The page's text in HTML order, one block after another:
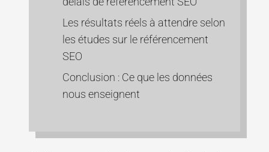
Les résultats réels à attendre selon
les études sur le référencement
SEO
Conclusion : Ce que les données
nous enseignent